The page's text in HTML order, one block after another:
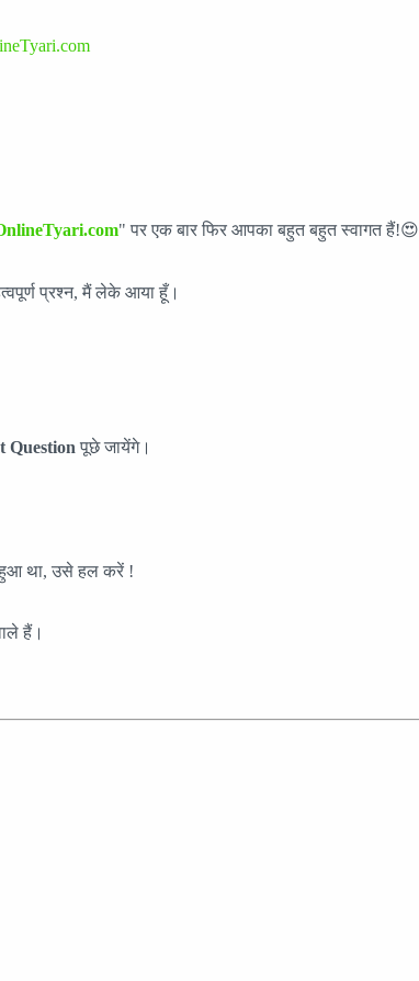
" पर एक बार फिर आपका बहुत बहुत स्वागत हैं!😍
प्रश्न, मैं लेके आया हूँ।
Question पूछे जायेंगे।
था, उसे हल करें !
हैं।